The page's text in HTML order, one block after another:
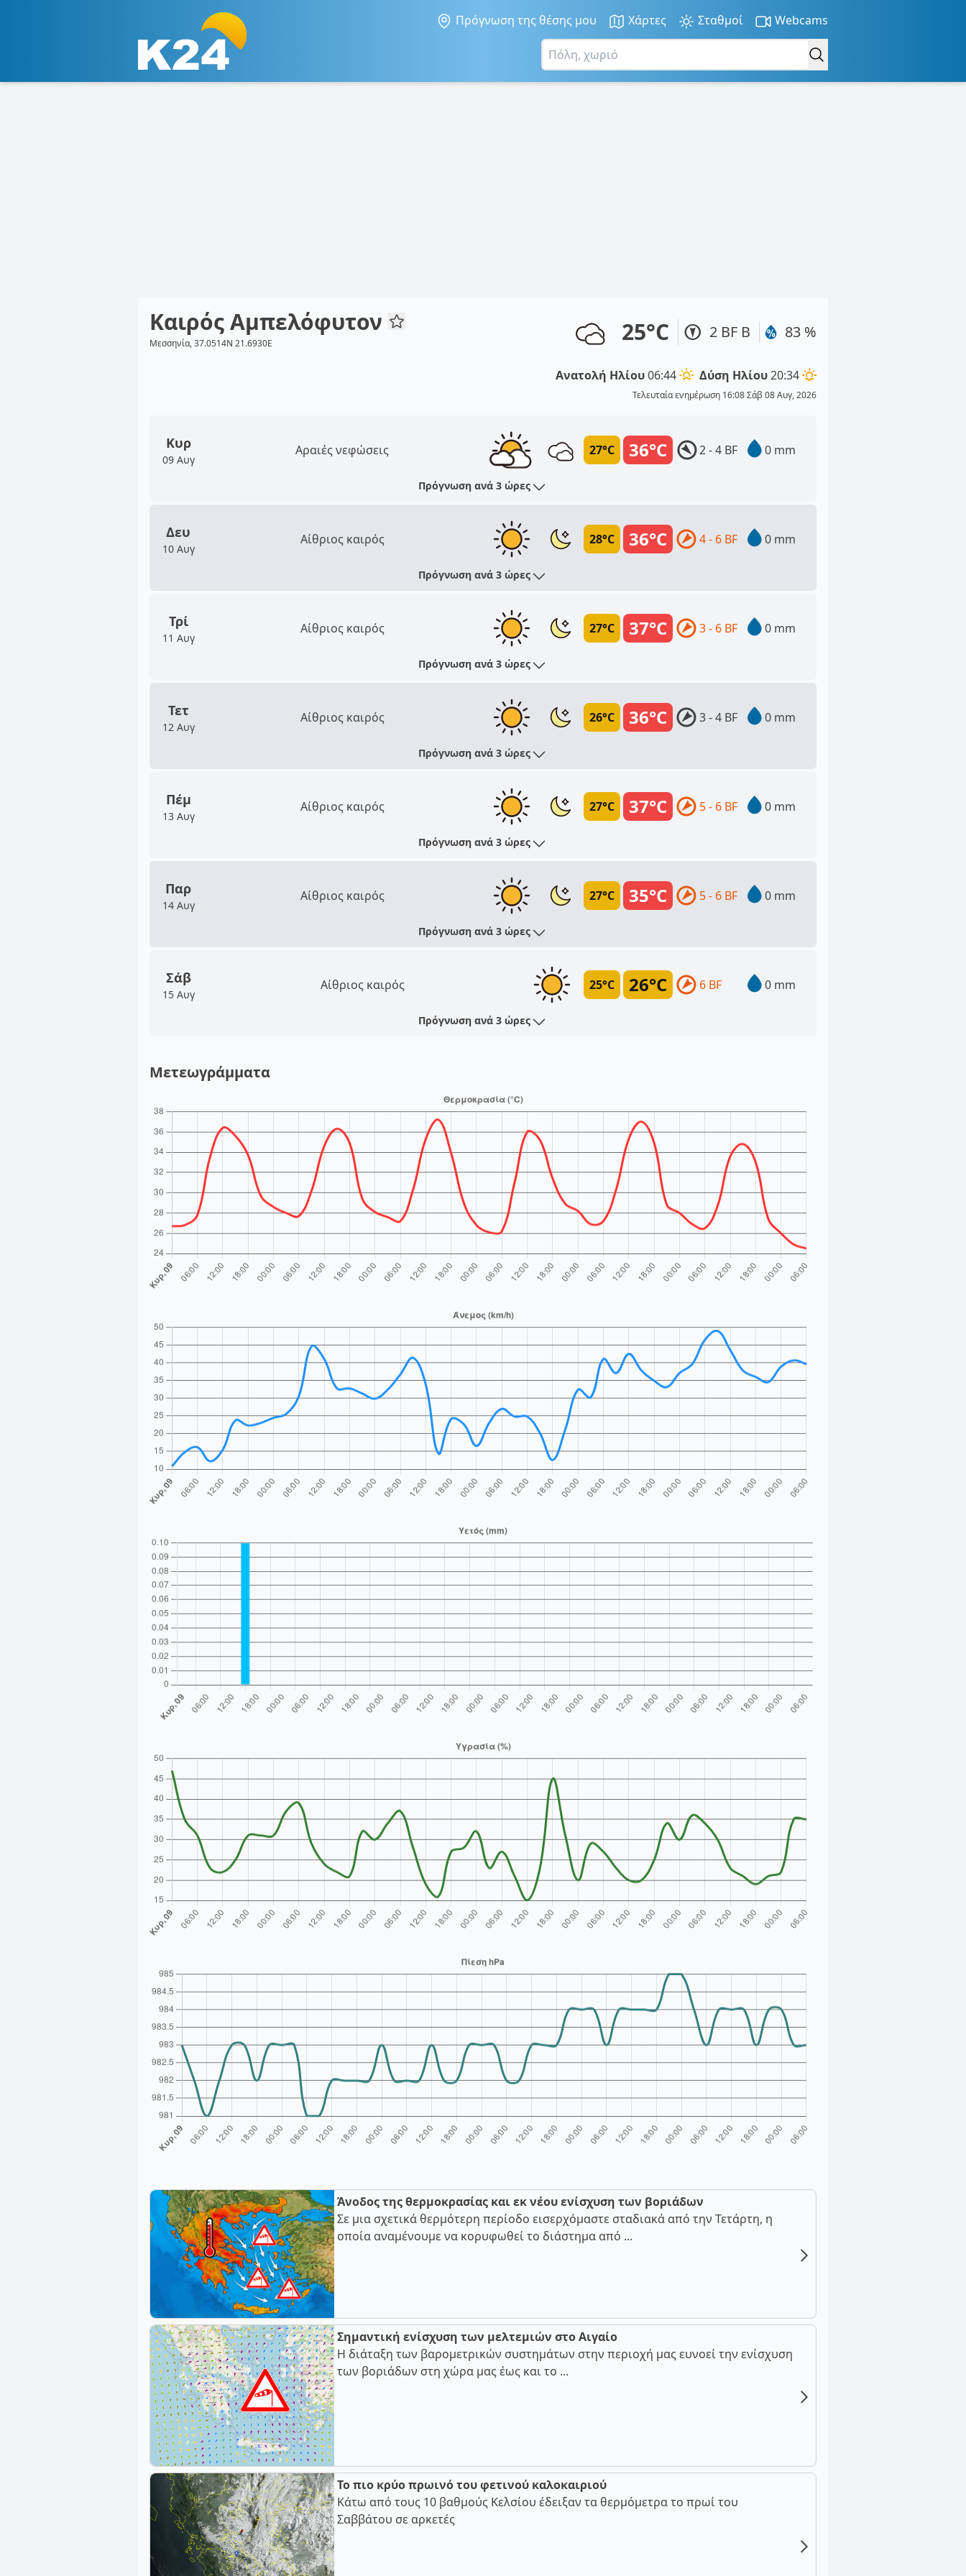
Πρόγνωση της θέσης μου Χάρτες Σταθμοί Webcams
Καιρός Αμπελόφυτον
Μεσσηνία, 37.0514N 21.6930E 25°C 2 BF Β 83 %
Ανατολή Ηλίου06:44 Δύση Ηλίου20:34
Τελευταία ενημέρωση 16:08 Σάβ 08 Αυγ, 2026
Κυρ
09 Αυγ
Αραιές νεφώσεις 36°C
27°C 2 - 4 BF 0 mm
Πρόγνωση ανά 3 ώρες
Δευ
10 Αυγ
Αίθριος καιρός 36°C
28°C 4 - 6 BF 0 mm
Πρόγνωση ανά 3 ώρες
Τρί
11 Αυγ
Αίθριος καιρός 37°C
27°C 3 - 6 BF 0 mm
Πρόγνωση ανά 3 ώρες
Τετ
12 Αυγ
Αίθριος καιρός 36°C
26°C 3 - 4 BF 0 mm
Πρόγνωση ανά 3 ώρες
Πέμ
13 Αυγ
Αίθριος καιρός 37°C
27°C 5 - 6 BF 0 mm
Πρόγνωση ανά 3 ώρες
Παρ
14 Αυγ
Αίθριος καιρός 35°C
27°C 5 - 6 BF 0 mm
Πρόγνωση ανά 3 ώρες
Σάβ
15 Αυγ
Αίθριος καιρός 26°C
25°C 6 BF 0 mm
Πρόγνωση ανά 3 ώρες
Μετεωγράμματα
Άνοδος της θερμοκρασίας και εκ νέου ενίσχυση των βοριάδων
Σε μια σχετικά θερμότερη περίοδο εισερχόμαστε σταδιακά από την Τετάρτη, η
οποία αναμένουμε να κορυφωθεί το διάστημα από ...
Σημαντική ενίσχυση των μελτεμιών στο Αιγαίο
Η διάταξη των βαρομετρικών συστημάτων στην περιοχή μας ευνοεί την ενίσχυση
των βοριάδων στη χώρα μας έως και το ...
Το πιο κρύο πρωινό του φετινού καλοκαιριού
Κάτω από τους 10 βαθμούς Κελσίου έδειξαν τα θερμόμετρα το πρωί του
Σαββάτου σε αρκετές